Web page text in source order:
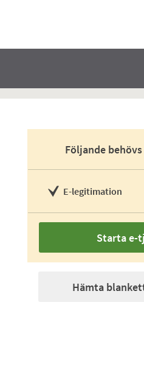
Följande
E-legitimation
Starta e-
Hämta